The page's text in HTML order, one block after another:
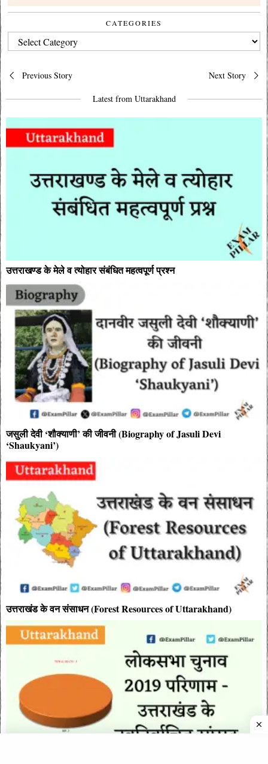
CATEGORIES
CATEGORIES
Post
navigation
Previous Story Next Story
Latest from Uttarakhand
उत्तराखण्ड के मेले व त्योहार संबंधित महत्वपूर्ण प्रश्न
जसुली देवी ‘शौक्याणी’ की जीवनी (Biography of Jasuli Devi
‘Shaukyani’)
उत्तराखंड के वन संसाधन (Forest Resources of Uttarakhand)